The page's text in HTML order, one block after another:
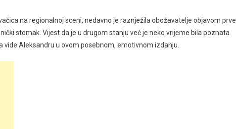
na regionalnoj sceni, nedavno je raznježila obožavatelje objavom prve
stomak. Vijest da je u drugom stanju već je neko vrijeme bila poznata
vide Aleksandru u ovom posebnom, emotivnom izdanju.